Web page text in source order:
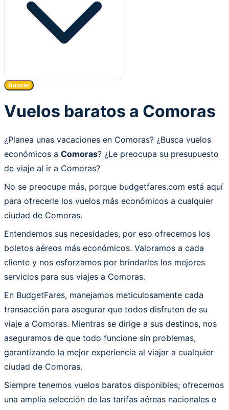
buscar
Vuelos baratos a Comoras
¿Planea unas vacaciones en Comoras? ¿Busca vuelos
económicos a Comoras? ¿Le preocupa su presupuesto
de viaje al ir a Comoras?
No se preocupe más, porque budgetfares.com está aquí
para ofrecerle los vuelos más económicos a cualquier
ciudad de Comoras.
Entendemos sus necesidades, por eso ofrecemos los
boletos aéreos más económicos. Valoramos a cada
cliente y nos esforzamos por brindarles los mejores
servicios para sus viajes a Comoras.
En BudgetFares, manejamos meticulosamente cada
transacción para asegurar que todos disfruten de su
viaje a Comoras. Mientras se dirige a sus destinos, nos
aseguramos de que todo funcione sin problemas,
garantizando la mejor experiencia al viajar a cualquier
ciudad de Comoras.
Siempre tenemos vuelos baratos disponibles; ofrecemos
una amplia selección de las tarifas aéreas nacionales e